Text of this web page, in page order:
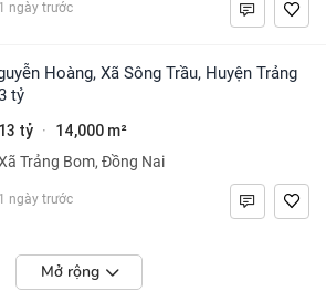
1 ngày trước
tỷ
13 tỷ · 14,000 m²
Trảng Bom, Đồng Nai
1 ngày trước
Mở rộng